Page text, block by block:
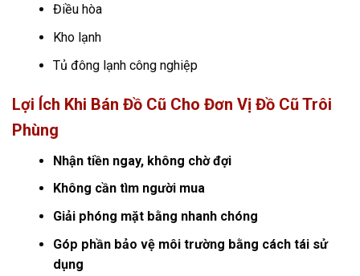
Điều hòa
Kho lạnh
Tủ đông lạnh công nghiệp
Lợi Ích Khi Bán Đồ Cũ Cho Đơn Vị Đồ Cũ Trôi
Phùng
Nhận tiền ngay, không chờ đợi
Không cần tìm người mua
Giải phóng mặt bằng nhanh chóng
Góp phần bảo vệ môi trường bằng cách tái sử
dụng